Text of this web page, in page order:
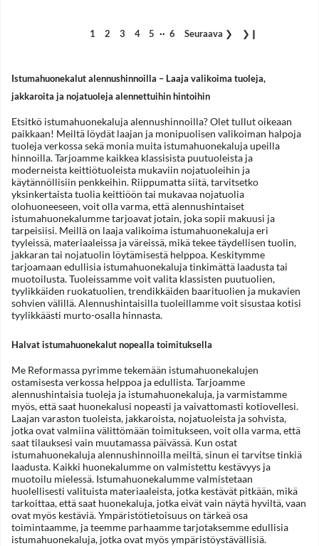
1 2 3 4 5 .. 6 Seuraava ❯ ❯❙
Istumahuonekalut alennushinnoilla – Laaja valikoima tuoleja,
jakkaroita ja nojatuoleja alennettuihin hintoihin
Etsitkö istumahuonekaluja alennushinnoilla? Olet tullut oikeaan
paikkaan! Meiltä löydät laajan ja monipuolisen valikoiman halpoja
tuoleja verkossa sekä monia muita istumahuonekaluja upeilla
hinnoilla. Tarjoamme kaikkea klassisista puutuoleista ja
moderneista keittiötuoleista mukaviin nojatuoleihin ja
käytännöllisiin penkkeihin. Riippumatta siitä, tarvitsetko
yksinkertaista tuolia keittiöön tai mukavaa nojatuolia
olohuoneeseen, voit olla varma, että alennushintaiset
istumahuonekalumme tarjoavat jotain, joka sopii makuusi ja
tarpeisiisi. Meillä on laaja valikoima istumahuonekaluja eri
tyyleissä, materiaaleissa ja väreissä, mikä tekee täydellisen tuolin,
jakkaran tai nojatuolin löytämisestä helppoa. Keskitymme
tarjoamaan edullisia istumahuonekaluja tinkimättä laadusta tai
muotoilusta. Tuoleissamme voit valita klassisten puutuolien,
tyylikkäiden ruokatuolien, trendikkäiden baarituolien ja mukavien
sohvien välillä. Alennushintaisilla tuoleillamme voit sisustaa kotisi
tyylikkäästi murto-osalla hinnasta.
Halvat istumahuonekalut nopealla toimituksella
Me Reformassa pyrimme tekemään istumahuonekalujen
ostamisesta verkossa helppoa ja edullista. Tarjoamme
alennushintaisia tuoleja ja istumahuonekaluja, ja varmistamme
myös, että saat huonekalusi nopeasti ja vaivattomasti kotiovellesi.
Laajan varaston tuoleista, jakkaroista, nojatuoleista ja sohvista,
jotka ovat valmiina välittömään toimitukseen, voit olla varma, että
saat tilauksesi vain muutamassa päivässä. Kun ostat
istumahuonekaluja alennushinnoilla meiltä, sinun ei tarvitse tinkiä
laadusta. Kaikki huonekalumme on valmistettu kestävyys ja
muotoilu mielessä. Istumahuonekalumme valmistetaan
huolellisesti valituista materiaaleista, jotka kestävät pitkään, mikä
tarkoittaa, että saat huonekaluja, jotka eivät vain näytä hyviltä, vaan
ovat myös kestäviä. Ympäristötietoisuus on tärkeä osa
toimintaamme, ja teemme parhaamme tarjotaksemme edullisia
istumahuonekaluja, jotka ovat myös ympäristöystävällisiä.